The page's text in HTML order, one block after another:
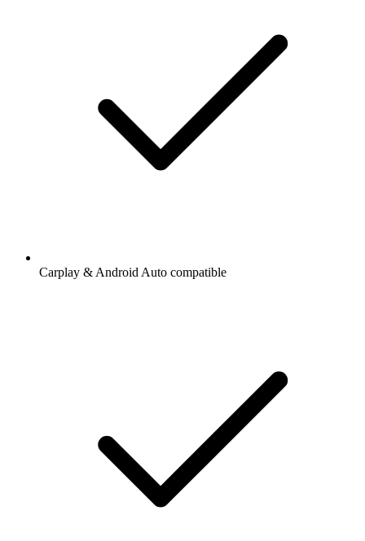
Carplay & Android Auto compatible